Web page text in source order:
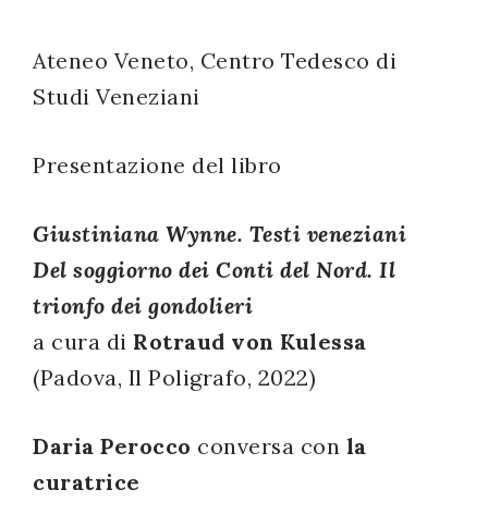
Ateneo Veneto, Centro Tedesco di
Studi Veneziani
Presentazione del libro
Giustiniana Wynne. Testi veneziani
Del soggiorno dei Conti del Nord. Il
trionfo dei gondolieri
a cura di Rotraud von Kulessa
(Padova, Il Poligrafo, 2022)
Daria Perocco conversa con la
curatrice
legislativo
196/03
avvenuta con
successo!